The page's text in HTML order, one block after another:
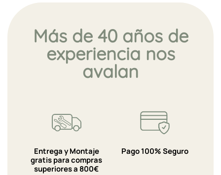
Más de 40 años de
experiencia nos
avalan
Entrega y Montaje
gratis para compras
superiores a 800€
Pago 100% Seguro